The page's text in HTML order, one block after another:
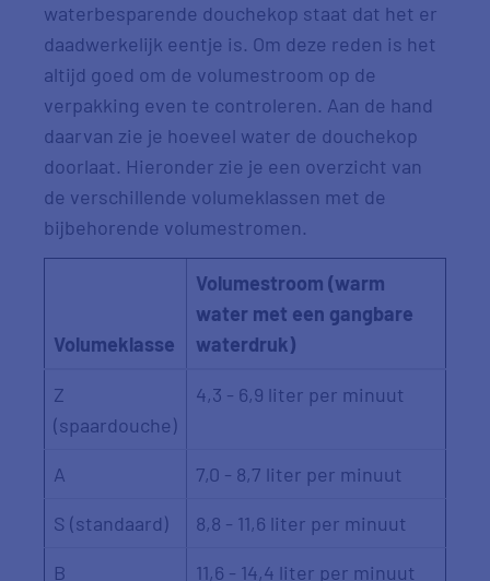
waterbesparende douchekop staat dat het er
daadwerkelijk eentje is. Om deze reden is het
altijd goed om de volumestroom op de
verpakking even te controleren. Aan de hand
daarvan zie je hoeveel water de douchekop
doorlaat. Hieronder zie je een overzicht van
de verschillende volumeklassen met de
bijbehorende volumestromen.
Volumeklasse
Volumestroom (warm
water met een gangbare
waterdruk)
Z
(spaardouche)
4,3 - 6,9 liter per minuut
A 7,0 - 8,7 liter per minuut
S (standaard) 8,8 - 11,6 liter per minuut
B 11,6 - 14,4 liter per minuut